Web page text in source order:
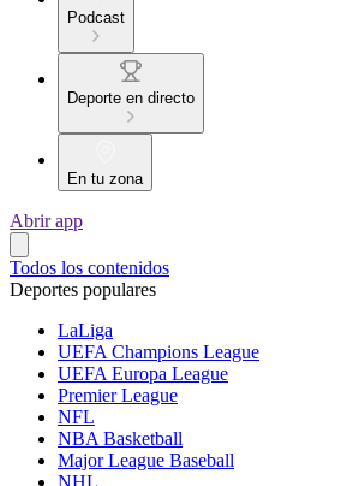
Podcast
Deporte en directo
En tu zona
Abrir app
Todos los contenidos
Deportes populares
LaLiga
UEFA Champions League
UEFA Europa League
Premier League
NFL
NBA Basketball
Major League Baseball
NHL